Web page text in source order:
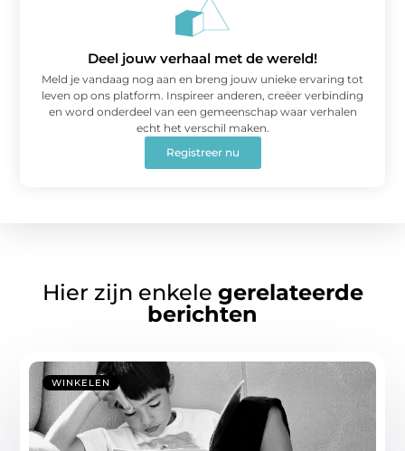
Deel jouw verhaal met de wereld!
Meld je vandaag nog aan en breng jouw unieke ervaring tot
leven op ons platform. Inspireer anderen, creëer verbinding
en word onderdeel van een gemeenschap waar verhalen
echt het verschil maken.
Registreer nu
Hier zijn enkele gerelateerde
berichten
WINKELEN